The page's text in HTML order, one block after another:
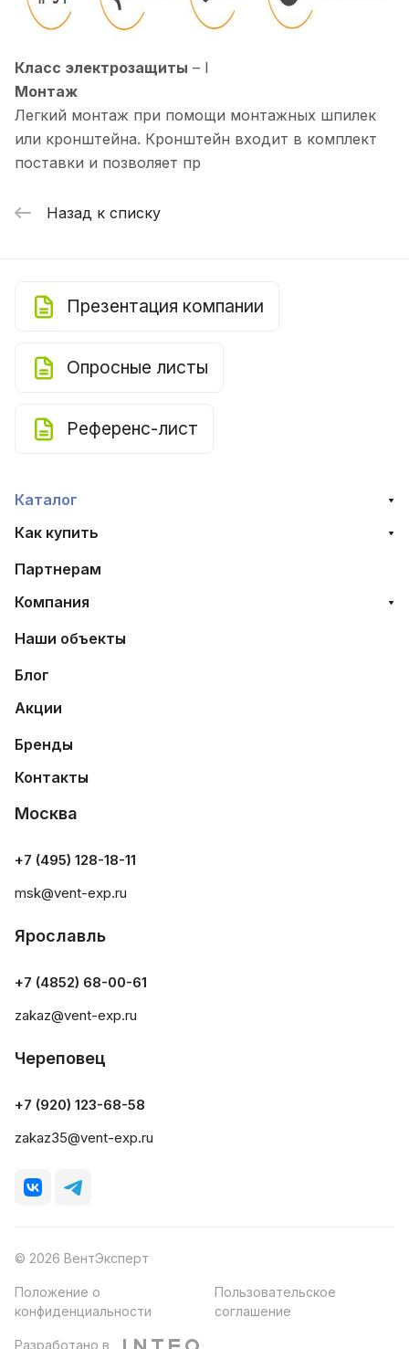
Класс электрозащиты – I
Монтаж
Легкий монтаж при помощи монтажных шпилек
или кронштейна. Кронштейн входит в комплект
поставки и позволяет пр
Назад к списку
Презентация компании
Опросные листы
Референс-лист
Каталог
Как купить
Партнерам
Компания
Наши объекты
Блог
Акции
Бренды
Контакты
Москва
+7 (495) 128-18-11
msk@vent-exp.ru
Ярославль
+7 (4852) 68-00-61
zakaz@vent-exp.ru
Череповец
+7 (920) 123-68-58
zakaz35@vent-exp.ru
© 2026 ВентЭксперт
Положение о
конфиденциальности
Пользовательское
соглашение
Разработано в